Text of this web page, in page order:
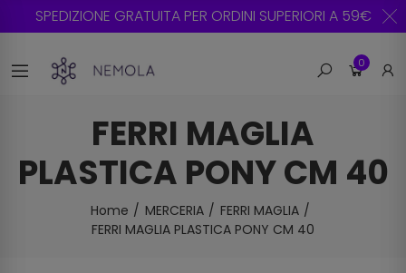
SPEDIZIONE GRATUITA PER ORDINI SUPERIORI A 59€
0
FERRI MAGLIA
PLASTICA PONY CM 40
Home MERCERIA
FERRI MAGLIA
FERRI MAGLIA PLASTICA PONY CM 40